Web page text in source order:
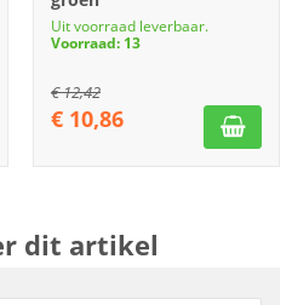
Uit voorraad leverbaar.
Voorraad: 13
€12,42
€ 10,86
dit artikel